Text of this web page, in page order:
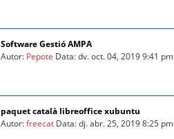
Software Gestió AMPA
Autor: Pepote Data: dv. oct. 04, 2019 9:41 pm
paquet català libreoffice xubuntu
Autor:freecat Data: dj. abr. 25, 2019 8:25 pm